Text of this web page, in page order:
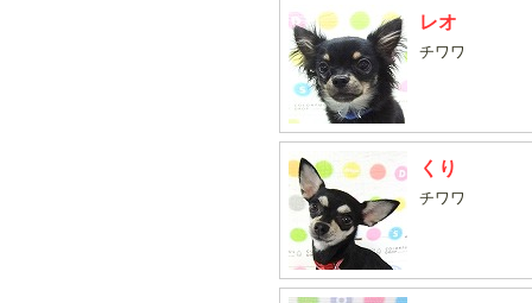
レオ
チワワ
くり
チワワ